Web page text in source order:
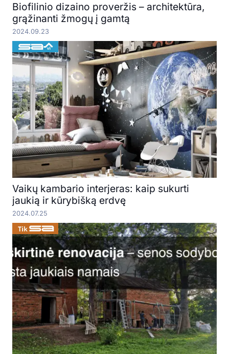
Biofilinio dizaino proveržis – architektūra,
grąžinanti žmogų į gamtą
2024.09.23
Vaikų kambario interjeras: kaip sukurti
jaukią ir kūrybišką erdvę
2024.07.25